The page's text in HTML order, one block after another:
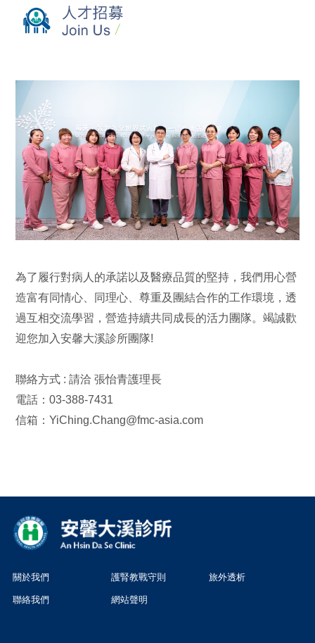
為了履行對病人的承諾以及醫療品質的堅持，我們用心營
造富有同情心、同理心、尊重及團結合作的工作環境，透
過互相交流學習，營造持續共同成長的活力團隊。竭誠歡
迎您加入安馨大溪診所團隊!
聯絡方式 : 請洽 張怡青護理長
電話：03-388-7431
信箱：YiChing.Chang@fmc-asia.com
關於我們 護腎教戰守則 旅外透析
聯絡我們 網站聲明